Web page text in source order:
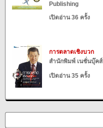
Publishing
เปิดอ่าน 36 ครั้ง
การตลาดเชิงบวก
สำนักพิมพ์ เนชั่นบุ๊คส์
เปิดอ่าน 35 ครั้ง